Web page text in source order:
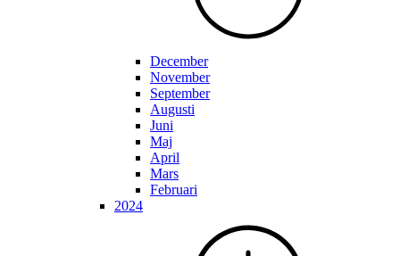
December
November
September
Augusti
Juni
Maj
April
Mars
Februari
2024